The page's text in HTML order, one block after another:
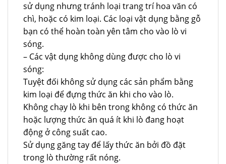
sử dụng nhưng tránh loại trang trí hoa văn có
chì, hoặc có kim loại. Các loại vật dụng bằng gỗ
bạn có thể hoàn toàn yên tâm cho vào lò vi
sóng.
– Các vật dụng không dùng được cho lò vi
sóng:
Tuyệt đối không sử dụng các sản phẩm bằng
kim loại để đựng thức ăn khi cho vào lò.
Không chạy lò khi bên trong không có thức ăn
hoặc lượng thức ăn quá ít khi lò đang hoạt
động ở công suất cao.
Sử dụng găng tay để lấy thức ăn bởi đồ đặt
trong lò thường rất nóng.